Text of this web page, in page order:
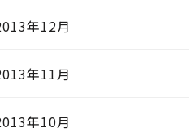
年12月
年11月
年10月